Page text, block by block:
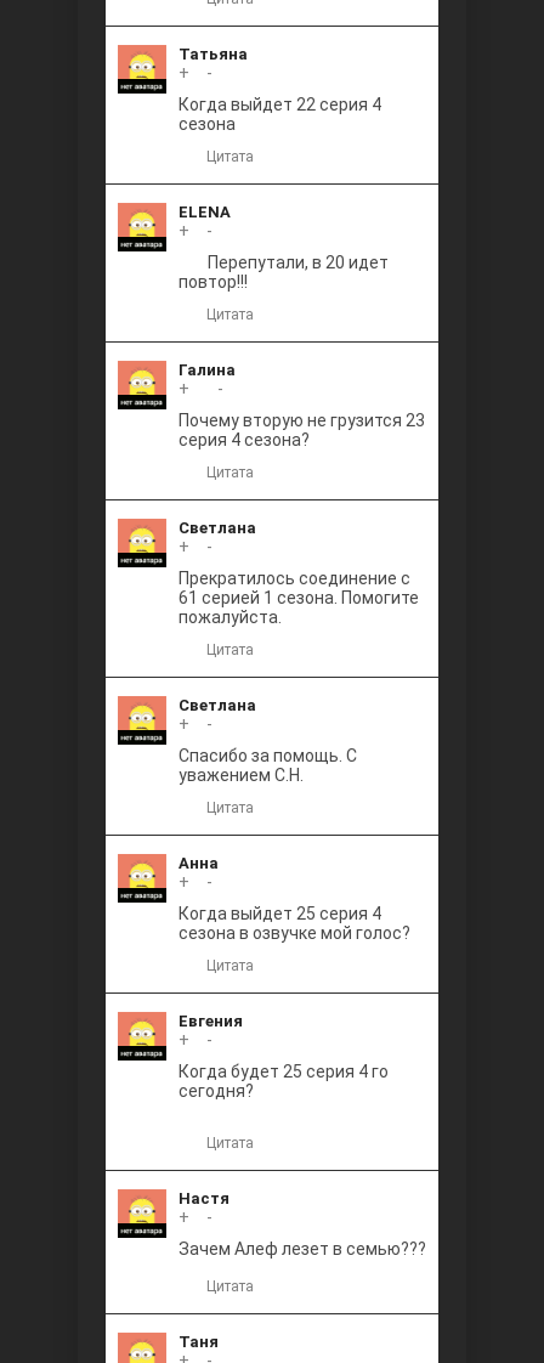
Татьяна
+
-
Когда выйдет 22 серия 4
сезона
Цитата
ELENA
+
-
Перепутали, в 20 идет
повтор!!!
Цитата
Галина
+
-
Почему вторую не грузится 23
серия 4 сезона?
Цитата
Светлана
+
-
Прекратилось соединение с
61 серией 1 сезона. Помогите
пожалуйста.
Цитата
Светлана
+
-
Спасибо за помощь. С
уважением С.Н.
Цитата
Анна
+
-
Когда выйдет 25 серия 4
сезона в озвучке мой голос?
Цитата
Евгения
+
-
Когда будет 25 серия 4 го
сегодня?
Цитата
Настя
+
-
Зачем Алеф лезет в семью???
Цитата
Таня